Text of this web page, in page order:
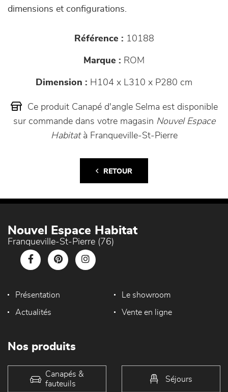
dimensions et configurations.
Référence : 10188
Marque : ROM
Dimension : H104 x L310 x P280 cm
Ce produit Canapé d'angle Selma est disponible
sur commande dans votre magasin Nouvel Espace
Habitatà Franqueville-St-Pierre
RETOUR
Nouvel Espace Habitat
Franqueville-St-Pierre (76)
Présentation Le showroom
Actualités Vente en ligne
Nos produits
Canapés &
fauteuils
Séjours